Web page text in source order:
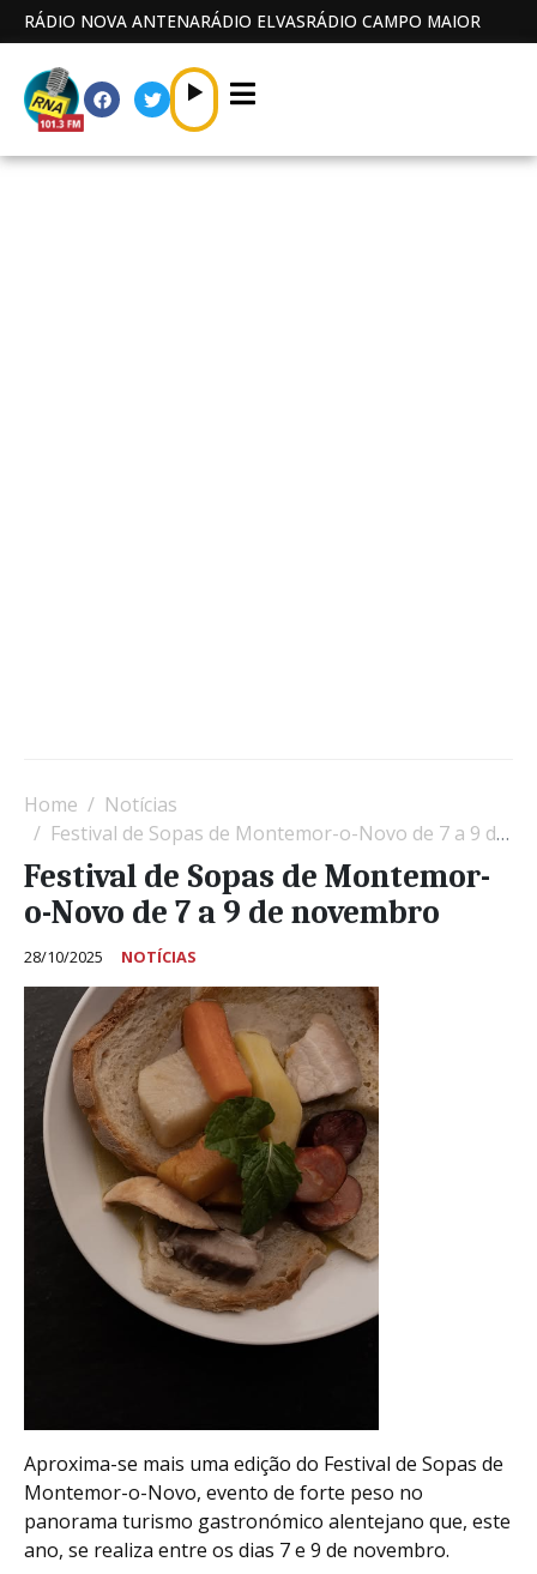
RÁDIO NOVA ANTENARÁDIO ELVASRÁDIO CAMPO MAIOR
Home
Notícias
Festival de Sopas de Montemor-o-Novo de 7 a 9 de novembro
Festival de Sopas de Montemor-
o-Novo de 7 a 9 de novembro
28/10/2025 NOTÍCIAS
Aproxima-se mais uma edição do Festival de Sopas de
Montemor-o-Novo, evento de forte peso no
panorama turismo gastronómico alentejano que, este
ano, se realiza entre os dias 7 e 9 de novembro.